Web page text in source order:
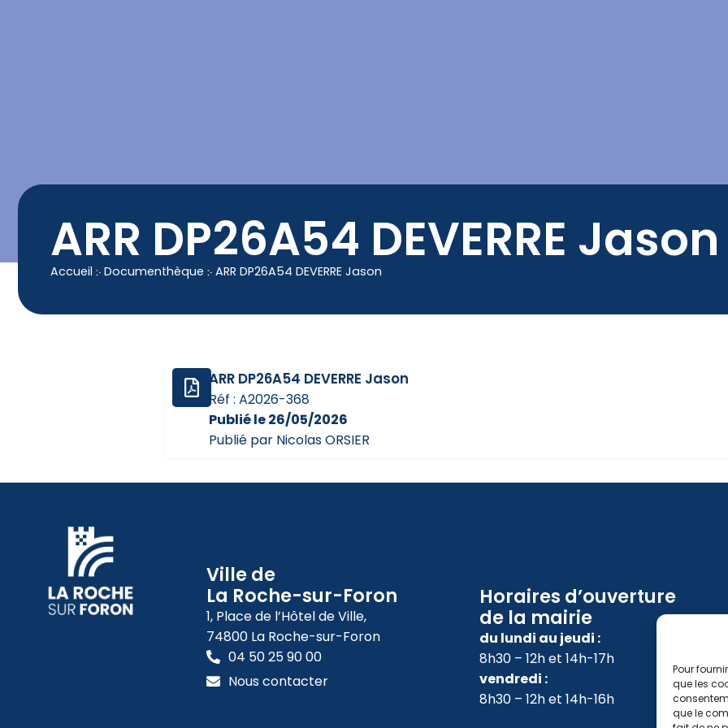
Pour
que les
que le
ARR DP26A54 DEVERRE Jason
Accueil ჻ Documenthèque ჻ ARR DP26A54 DEVERRE Jason
ARR DP26A54 DEVERRE Jason
Réf : A2026-368
Publié le 26/05/2026
Publié par Nicolas ORSIER
Ville de
La Roche-sur-Foron
1, Place de l’Hôtel de Ville,
74800 La Roche-sur-Foron
04 50 25 90 00
Nous contacter
Horaires d’ouverture
de la mairie
du lundi au jeudi :
8h30 – 12h et 14h-17h
vendredi :
8h30 – 12h et 14h-16h